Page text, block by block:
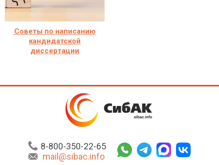
Советы по написанию
кандидатской
диссертации
8-800-350-22-65
mail@sibac.info